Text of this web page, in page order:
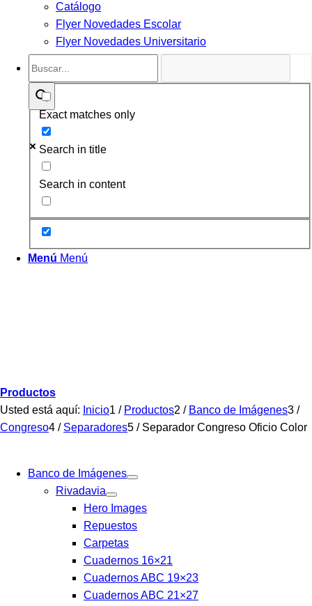
Catálogo
Flyer Novedades Escolar
Flyer Novedades Universitario
Exact matches only
Search in title
Search in content
Menú Menú
Productos
Usted está aquí: Inicio1 / Productos2 / Banco de Imágenes3 /
Congreso4 / Separadores5 / Separador Congreso Oficio Color
Banco de Imágenes
Rivadavia
Hero Images
Repuestos
Carpetas
Cuadernos 16×21
Cuadernos ABC 19×23
Cuadernos ABC 21×27